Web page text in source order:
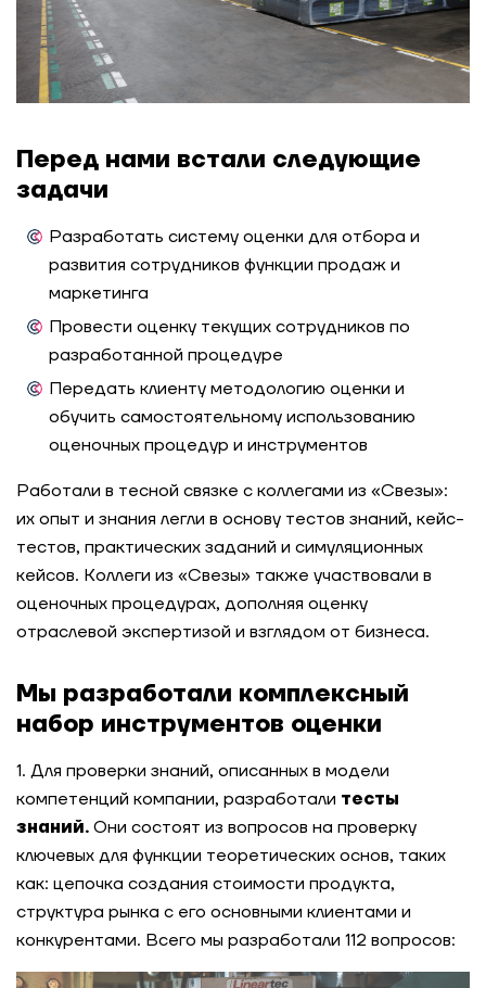
Как Авито выигрывает конкуренцию за IT-
таланты за счёт программ развития
Сильные лидеры — изнутри: подготовка
Как компания усилила команду лидеров через
руководителей на 5000 человек
Как распределить ресурсы и повысить
эффективность работы департамента с
помощью оценки компетенций
будущих лидеров с валидными результатами
Регулярная оценка и развитие управленцев в
международной фармацевтической компании
Сеть быстрого питания: оценка сотрудников
Системное управление талантами: создание
модели лидерских компетенций для
Актуализация модели компетенций для
розничной сети: как создать эффективную
систему требований для всех уровней
Стандартизация требований к лидерам для
Перед нами встали следующие
задачи
Разработать систему оценки для отбора и
развития сотрудников функции продаж и
маркетинга
Провести оценку текущих сотрудников по
разработанной процедуре
Передать клиенту методологию оценки и
обучить самостоятельному использованию
оценочных процедур и инструментов
Работали в тесной связке с коллегами из «‎Свезы»:
их опыт и знания легли в основу тестов знаний, кейс-
тестов, практических заданий и симуляционных
кейсов. Коллеги из «Свезы» также участвовали в
оценочных процедурах, дополняя оценку
отраслевой экспертизой и взглядом от бизнеса.
Мы разработали комплексный
набор инструментов оценки
1. Для проверки знаний, описанных в модели
компетенций компании, разработали тесты
знаний. Они состоят из вопросов на проверку
ключевых для функции теоретических основ, таких
как: цепочка создания стоимости продукта,
структура рынка с его основными клиентами и
конкурентами. Всего мы разработали 112 вопросов: